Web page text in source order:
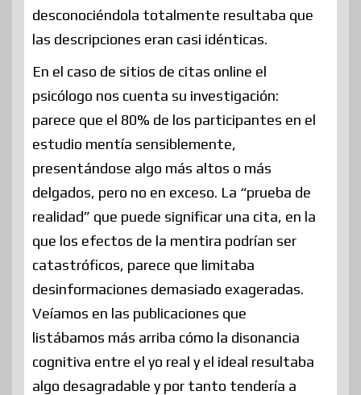
desconociéndola totalmente resultaba que
las descripciones eran casi idénticas.
En el caso de sitios de citas online el
psicólogo nos cuenta su investigación:
parece que el 80% de los participantes en el
estudio mentía sensiblemente,
presentándose algo más altos o más
delgados, pero no en exceso. La “prueba de
realidad” que puede significar una cita, en la
que los efectos de la mentira podrían ser
catastróficos, parece que limitaba
desinformaciones demasiado exageradas.
Veíamos en las publicaciones que
listábamos más arriba cómo la disonancia
cognitiva entre el yo real y el ideal resultaba
algo desagradable y por tanto tendería a